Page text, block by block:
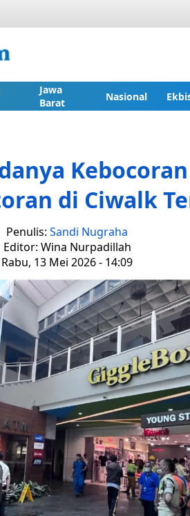
Jawa
Barat
Nasional
di Ciwalk
Penulis: Sandi Nugraha
Editor: Wina Nurpadillah
Rabu, 13 Mei 2026 - 14:09